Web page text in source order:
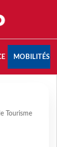
MOBILITÉS
Tourisme